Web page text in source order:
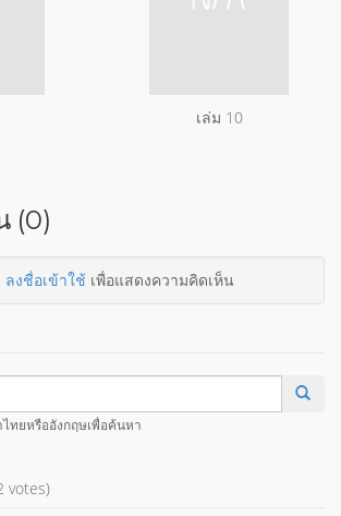
เล่ม 10
(0)
ลงชื่อเข้าใช้เพื่อแสดงความคิดเห็น
ทยหรืออังกฤษเพื่อค้นหา
votes)